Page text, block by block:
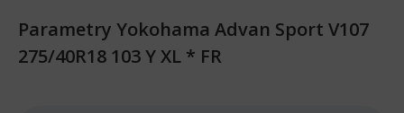
Parametry Yokohama Advan Sport V107
275/40R18 103 Y XL * FR